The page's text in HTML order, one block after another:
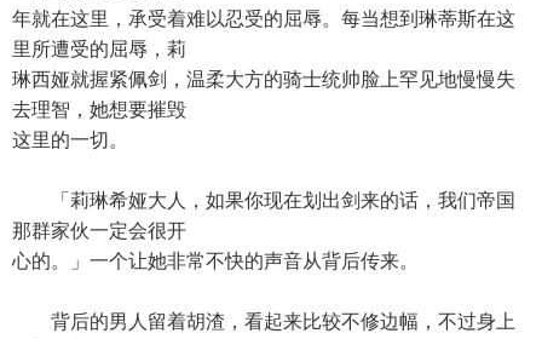
年就在这里，承受着难以忍受的屈辱。每当想到琳蒂斯在这
里所遭受的屈辱，莉
琳西娅就握紧佩剑，温柔大方的骑士统帅脸上罕见地慢慢失
去理智，她想要摧毁
这里的一切。
「莉琳希娅大人，如果你现在划出剑来的话，我们帝国
那群家伙一定会很开
心的。」一个让她非常不快的声音从背后传来。
背后的男人留着胡渣，看起来比较不修边幅，不过身上